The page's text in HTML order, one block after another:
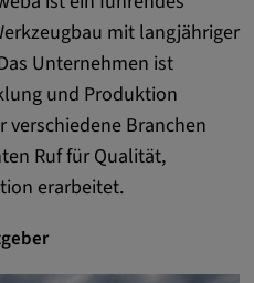
mit langjähriger
Unternehmen ist
und Produktion
verschiedene Branchen
Ruf für Qualität,
erarbeitet.
cookie_consent_v3
von einem
Tool gesetzt und
der Verfolgung des